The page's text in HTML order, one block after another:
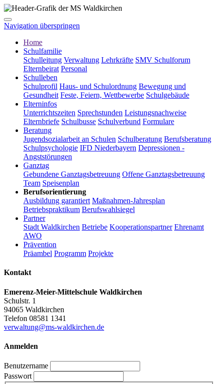
Navigation überspringen
Home
Schulfamilie
Schulleitung Verwaltung Lehrkräfte SMV Schulforum
Elternbeirat Personal
Schulleben
Schulprofil Haus- und Schulordnung Bewegung und
Gesundheit Feste, Feiern, Wettbewerbe Schulgebäude
Elterninfos
Unterrichtszeiten Sprechstunden Leistungsnachweise
Elternbriefe Schulbusse Schulverbund Formulare
Beratung
Jugendsozialarbeit an Schulen Schulberatung Berufsberatung
Schulpsychologie IFD Niederbayern Depressionen -
Angststörungen
Ganztag
Gebundene Ganztagsbetreuung Offene Ganztagsbetreuung
Team Speisenplan
Berufsorientierung
Ausbildung garantiert Maßnahmen-Jahresplan
Betriebspraktikum Berufswahlsiegel
Partner
Stadt Waldkirchen Betriebe Kooperationspartner Ehrenamt
AWO
Prävention
Präambel Programm Projekte
Kontakt
Emerenz-Meier-Mittelschule Waldkirchen
Schulstr. 1
94065 Waldkirchen
Telefon 08581 1341
verwaltung@ms-waldkirchen.de
Anmelden
Benutzername
Passwort